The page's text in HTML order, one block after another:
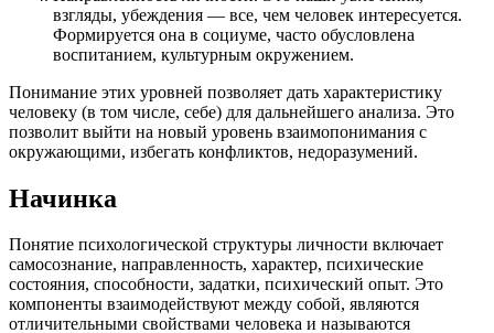
взгляды, убеждения — все, чем человек интересуется.
Формируется она в социуме, часто обусловлена
воспитанием, культурным окружением.
Понимание этих уровней позволяет дать характеристику
человеку (в том числе, себе) для дальнейшего анализа. Это
позволит выйти на новый уровень взаимопонимания с
окружающими, избегать конфликтов, недоразумений.
Начинка
Понятие психологической структуры личности включает
самосознание, направленность, характер, психические
состояния, способности, задатки, психический опыт. Это
компоненты взаимодействуют между собой, являются
отличительными свойствами человека и называются